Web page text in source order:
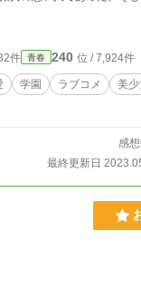
手伝うふりをしながら彩音
被害
子達。 そしてなぜかその
生活。 深まる彼女達の共通の
れとも……。 ｢ねぇ、拓真。好きって
｣ ｢嫌だよ｣ ｢お墓っていく
件 青春 240 位 / 7,924件
学園 ラブコメ 美
感
最終更新日